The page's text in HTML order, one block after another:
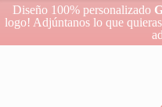
Diseño 100% personalizado
logo! Adjúntanos lo que